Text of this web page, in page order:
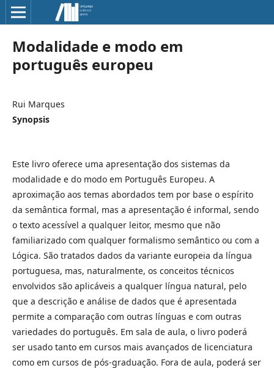
Modalidade e modo em
português europeu
Rui Marques
Synopsis
Este livro oferece uma apresentação dos sistemas da
modalidade e do modo em Português Europeu. A
aproximação aos temas abordados tem por base o espírito
da semântica formal, mas a apresentação é informal, sendo
o texto acessível a qualquer leitor, mesmo que não
familiarizado com qualquer formalismo semântico ou com a
Lógica. São tratados dados da variante europeia da língua
portuguesa, mas, naturalmente, os conceitos técnicos
envolvidos são aplicáveis a qualquer língua natural, pelo
que a descrição e análise de dados que é apresentada
permite a comparação com outras línguas e com outras
variedades do português. Em sala de aula, o livro poderá
ser usado tanto em cursos mais avançados de licenciatura
como em cursos de pós-graduação. Fora de aula, poderá ser